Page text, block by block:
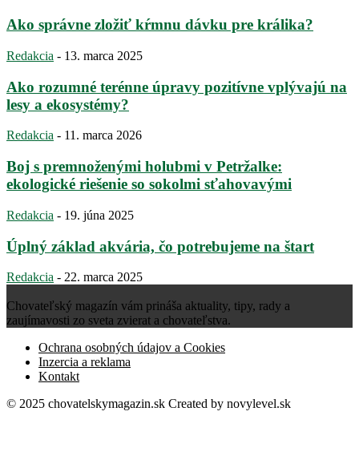
Ako správne zložiť kŕmnu dávku pre králika?
Redakcia - 13. marca 2025
Ako rozumné terénne úpravy pozitívne vplývajú na
lesy a ekosystémy?
Redakcia - 11. marca 2026
Boj s premnoženými holubmi v Petržalke:
ekologické riešenie so sokolmi sťahovavými
Redakcia - 19. júna 2025
Úplný základ akvária, čo potrebujeme na štart
Redakcia - 22. marca 2025
Chovateľský magazín vám prináša aktuality, tipy, rady a
zaujímavosti zo sveta zvierat a chovateľstva.
Ochrana osobných údajov a Cookies
Inzercia a reklama
Kontakt
© 2025 chovatelskymagazin.sk Created by novylevel.sk